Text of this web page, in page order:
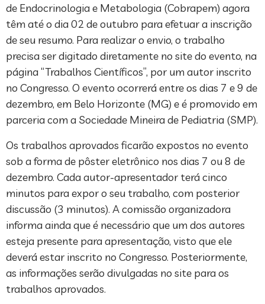
de Endocrinologia e Metabologia (Cobrapem) agora
têm até o dia 02 de outubro para efetuar a inscrição
de seu resumo. Para realizar o envio, o trabalho
precisa ser digitado diretamente no site do evento, na
página “Trabalhos Científicos”, por um autor inscrito
no Congresso. O evento ocorrerá entre os dias 7 e 9 de
dezembro, em Belo Horizonte (MG) e é promovido em
parceria com a Sociedade Mineira de Pediatria (SMP).
Os trabalhos aprovados ficarão expostos no evento
sob a forma de pôster eletrônico nos dias 7 ou 8 de
dezembro. Cada autor-apresentador terá cinco
minutos para expor o seu trabalho, com posterior
discussão (3 minutos). A comissão organizadora
informa ainda que é necessário que um dos autores
esteja presente para apresentação, visto que ele
deverá estar inscrito no Congresso. Posteriormente,
as informações serão divulgadas no site para os
trabalhos aprovados.